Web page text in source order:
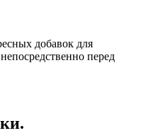
добавок для
перед